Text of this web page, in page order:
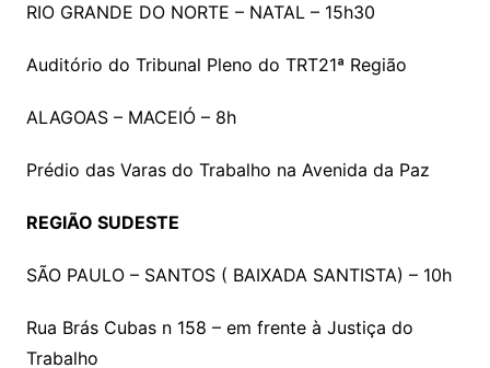
RIO GRANDE DO NORTE – NATAL – 15h30
Auditório do Tribunal Pleno do TRT21ª Região
ALAGOAS – MACEIÓ – 8h
Prédio das Varas do Trabalho na Avenida da Paz
REGIÃO SUDESTE
SÃO PAULO – SANTOS ( BAIXADA SANTISTA) – 10h
Rua Brás Cubas n 158 – em frente à Justiça do
Trabalho